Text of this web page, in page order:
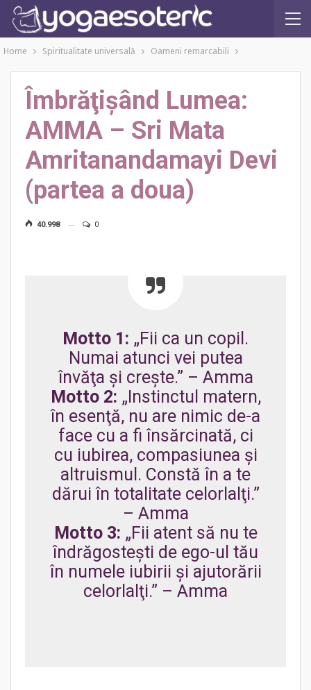
Home Spiritualitate universală Oameni remarcabili
Îmbrăţişând Lumea:
AMMA – Sri Mata
Amritanandamayi Devi
(partea a doua)
40.998 0
Motto 1: „Fii ca un copil.
Numai atunci vei putea
învăţa şi creşte.” – Amma
Motto 2: „Instinctul matern,
în esenţă, nu are nimic de-a
face cu a fi însărcinată, ci
cu iubirea, compasiunea şi
altruismul. Constă în a te
dărui în totalitate celorlalţi.”
– Amma
Motto 3: „Fii atent să nu te
îndrăgosteşti de ego-ul tău
în numele iubirii şi ajutorării
celorlalţi.” – Amma